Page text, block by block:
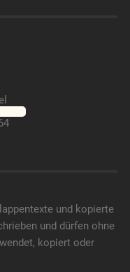
und kopierte
und dürfen ohne
kopiert oder